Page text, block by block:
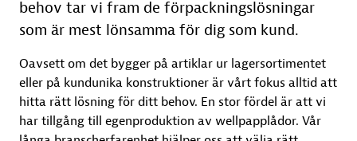
behov tar vi fram de förpackningslösningar
som är mest lönsamma för dig som kund.
Oavsett om det bygger på artiklar ur lagersortimentet
eller på kundunika konstruktioner är vårt fokus alltid att
hitta rätt lösning för ditt behov. En stor fördel är att vi
har tillgång till egenproduktion av wellpapplådor. Vår